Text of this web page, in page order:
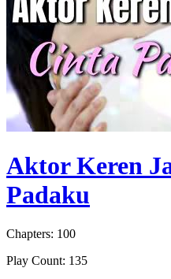
Aktor Keren
Padaku
Chapters: 100
Play Count: 135